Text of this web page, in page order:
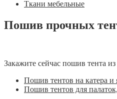
Ткани мебельные
Пошив прочных
Закажите сейчас пошив тента
Пошив тентов на катера и
Пошив тентов для